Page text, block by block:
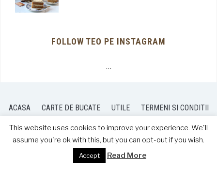
FOLLOW TEO PE INSTAGRAM
…
ACASA CARTE DE BUCATE UTILE
TERMENI SI CONDITII
COPYRIGHT © 2026 TEO'S KITCHEN
This website uses cookies to improve your experience. We'll
assume you're ok with this, but you can opt-out if you wish.
Accept Read More